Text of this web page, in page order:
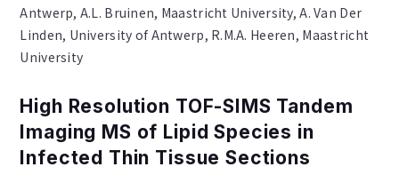
Antwerp, A.L. Bruinen, Maastricht University, A. Van Der
Linden, University of Antwerp, R.M.A. Heeren, Maastricht
University
High Resolution TOF-SIMS Tandem
Imaging MS of Lipid Species in
Infected Thin Tissue Sections